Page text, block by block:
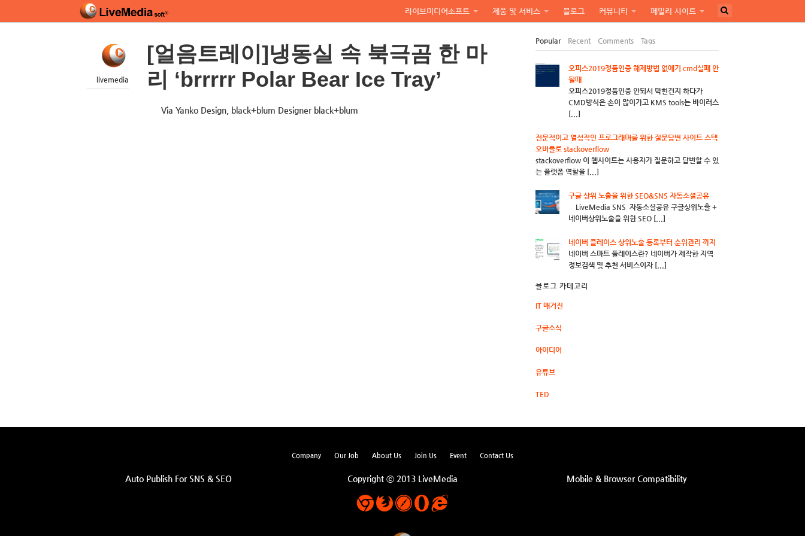
라이브미디어소프트 제품 및 서비스 블로그 커뮤니티 페밀리 사이트
livemedia
[얼음트레이]냉동실 속 북극곰 한 마
리 ‘brrrrr Polar Bear Ice Tray’
Via Yanko Design, black+blum Designer black+blum
Popular Recent Comments Tags
오피스2019정품인증 해제방법 없애기 cmd실패 안
될때
오피스2019정품인증 안되서 막힌건지 하다가
CMD방식은 손이 많이가고 KMS tools는 바이러스
[...]
전문적이고 열성적인 프로그래머를 위한 질문답변 사이트 스텍
오버플로 stackoverflow
stackoverflow 이 웹사이트는 사용자가 질문하고 답변할 수 있
는 플랫폼 역할을 [...]
구글 상위 노출을 위한 SEO&SNS 자동소셜공유
LiveMedia SNS 자동소셜공유 구글상위노출 +
네이버상위노출을 위한 SEO [...]
네이버 플레이스 상위노출 등록부터 순위관리 까지
네이버 스마트 플레이스란? 네이버가 제작한 지역
정보검색 및 추천 서비스이자 [...]
블로그 카테고리
IT 매거진
구글소식
아이디어
유튜브
TED
Company Our Job About Us Join Us Event Contact Us
Auto Publish For SNS & SEO Copyright ⓒ 2013 LiveMedia Mobile & Browser Compatibility